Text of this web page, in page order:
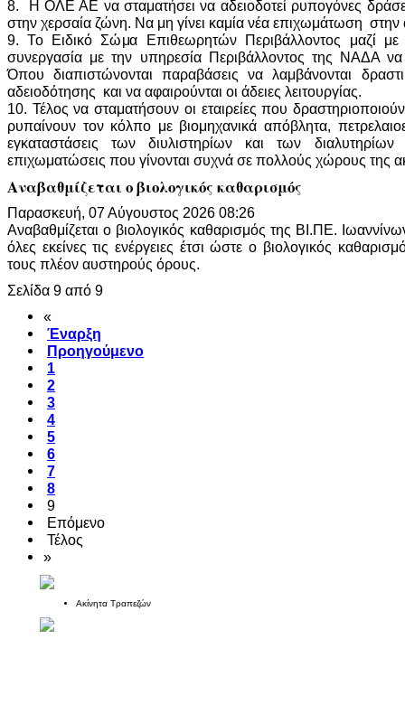
8. Η ΟΛΕ ΑΕ να σταματήσει να αδειοδοτεί ρυπογόνες
στην χερσαία ζώνη. Να μη γίνει καμία νέα επιχωμάτωση
9. Το Ειδικό Σώμα Επιθεωρητών Περιβάλλοντος μαζί με
συνεργασία με την υπηρεσία Περιβάλλοντος της ΝΑΔΑ να
Όπου διαπιστώνονται παραβάσεις να λαμβάνονται
αδειοδότησης και να αφαιρούνται οι άδειες λειτουργίας.
10. Τέλος να σταματήσουν οι εταιρείες που
ρυπαίνουν τον κόλπο με βιομηχανικά απόβλητα,
εγκαταστάσεις των διυλιστηρίων και των
επιχωματώσεις που γίνονται συχνά σε πολλούς χώρους της
Αναβαθμίζεται ο βιολογικός καθαρισμός
Παρασκευή, 07 Αύγουστος 2026 08:26
Αναβαθμίζεται ο βιολογικός καθαρισμός της ΒΙ.ΠΕ.
όλες εκείνες τις ενέργειες έτσι ώστε ο βιολογικός
τους πλέον αυστηρούς όρους.
Σελίδα 9 από 9
«
Έναρξη
Προηγούμενο
1
2
3
4
5
6
7
8
9
Επόμενο
Τέλος
»
Ακίνητα Τραπεζών